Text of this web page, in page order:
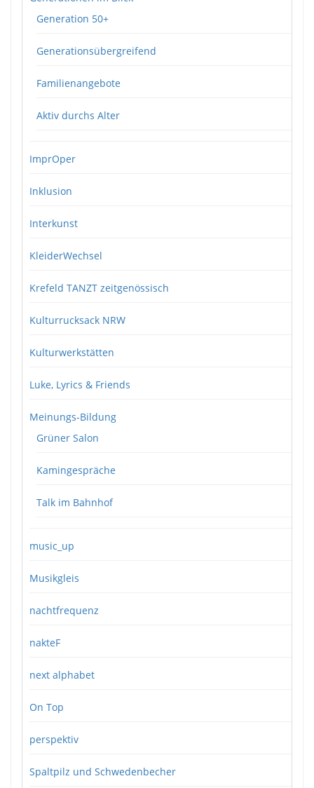
Generation 50+
Generationsübergreifend
Familienangebote
Aktiv durchs Alter
ImprOper
Inklusion
Interkunst
KleiderWechsel
Krefeld TANZT zeitgenössisch
Kulturrucksack NRW
Kulturwerkstätten
Luke, Lyrics & Friends
Meinungs-Bildung
Grüner Salon
Kamingespräche
Talk im Bahnhof
music_up
Musikgleis
nachtfrequenz
nakteF
next alphabet
On Top
perspektiv
Spaltpilz und Schwedenbecher